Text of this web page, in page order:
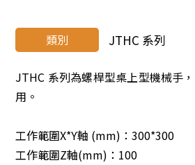
類別 JTHC 系列
JTHC 系列為螺桿型桌上型機械手
用。
工作範圍X*Y軸 (mm)：300*300
工作範圍Z軸(mm)：100